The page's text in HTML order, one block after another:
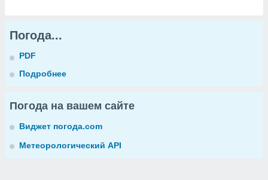
Погода...
PDF
Подробнее
Погода на вашем сайте
Виджет погода.com
Метеорологический API